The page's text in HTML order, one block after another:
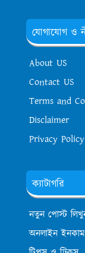
যোগাযোগ ও
About US
Contact US
Terms and
Disclaimer
Privacy Policy
ক্যাটাগরি
নতুন পোস্ট
অনলাইন ইনকাম